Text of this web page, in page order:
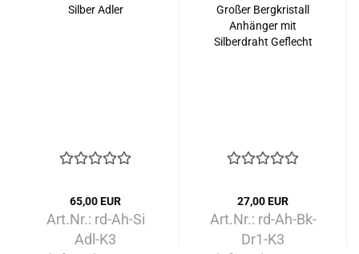
Silber Adler
65,00 EUR
Art.Nr.: rd-Ah-Si
Adl-K3
Großer Bergkristall
Anhänger mit
Silberdraht Geflecht
27,00 EUR
Art.Nr.: rd-Ah-Bk-
Dr1-K3